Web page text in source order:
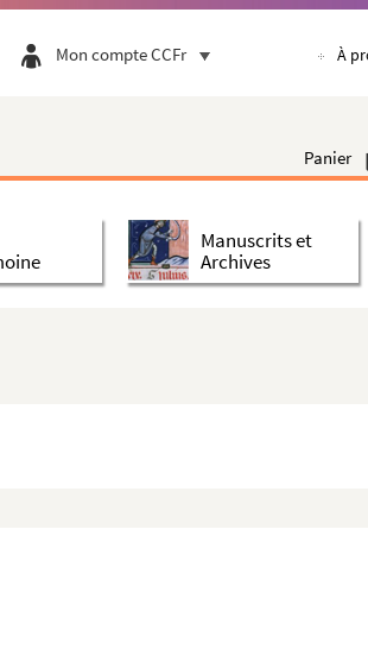
Mon compte CCFr À
Panier
Manuscrits et
Archives